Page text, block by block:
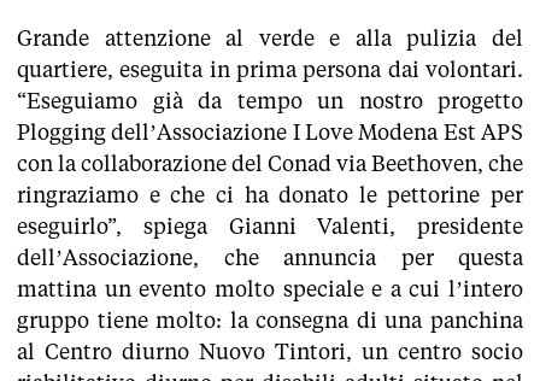
Grande attenzione al verde e alla pulizia del
quartiere, eseguita in prima persona dai volontari.
“Eseguiamo già da tempo un nostro progetto
Plogging dell’Associazione I Love Modena Est APS
con la collaborazione del Conad via Beethoven, che
ringraziamo e che ci ha donato le pettorine per
eseguirlo”, spiega Gianni Valenti, presidente
dell’Associazione, che annuncia per questa
mattina un evento molto speciale e a cui l’intero
gruppo tiene molto: la consegna di una panchina
al Centro diurno Nuovo Tintori, un centro socio